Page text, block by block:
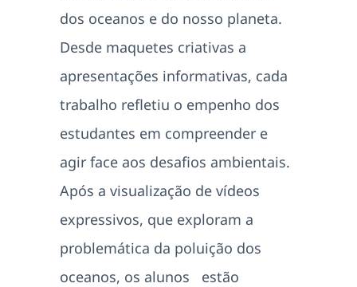
dos oceanos e do nosso planeta.
Desde maquetes criativas a
apresentações informativas, cada
trabalho refletiu o empenho dos
estudantes em compreender e
agir face aos desafios ambientais.
Após a visualização de vídeos
expressivos, que exploram a
problemática da poluição dos
oceanos, os alunos estão